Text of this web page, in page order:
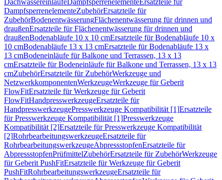
DachwassereinläufeDampfsperrenelementeErsatzteile für
DampfsperrenelementeZubehörErsatzteile für
ZubehörBodenentwässerungFlächenentwässerung für drinnen und
draußenErsatzteile für Flächenentwässerung für drinnen und
draußenBodenabläufe 10 x 10 cmErsatzteile für Bodenabläufe 10 x
10 cmBodenabläufe 13 x 13 cmErsatzteile für Bodenabläufe 13 x
13 cmBodeneinläufe für Balkone und Terrassen, 13 x 13
cmErsatzteile für Bodeneinläufe für Balkone und Terrassen, 13 x 13
cmZubehörErsatzteile für ZubehörWerkzeuge und
NetzwerkkomponentenWerkzeugeWerkzeuge für Geberit
FlowFitErsatzteile für Werkzeuge für Geberit
FlowFitHandpresswerkzeugeErsatzteile für
HandpresswerkzeugePresswerkzeuge Kompatibilität [1]Ersatzteile
für Presswerkzeuge Kompatibilität [1]Presswerkzeuge
Kompatibilität [2]Ersatzteile für Presswerkzeuge Kompatibilität
[2]RohrbearbeitungswerkzeugeErsatzteile für
RohrbearbeitungswerkzeugeAbpressstopfenErsatzteile für
AbpressstopfenPrüfmittelZubehörErsatzteile für ZubehörWerkzeuge
für Geberit PushFitErsatzteile für Werkzeuge für Geberit
PushFitRohrbearbeitungswerkzeugeErsatzteile für